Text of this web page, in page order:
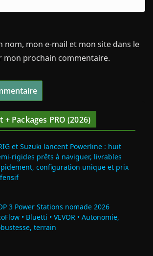
nom, mon e-mail et mon site dans le
mon prochain commentaire.
+ Packages PRO (2026)
et Suzuki lancent Powerline : huit
prêts à naviguer, livrables
configuration unique et prix
3 Power Stations nomade 2026
• Bluetti • VEVOR • Autonomie,
terrain